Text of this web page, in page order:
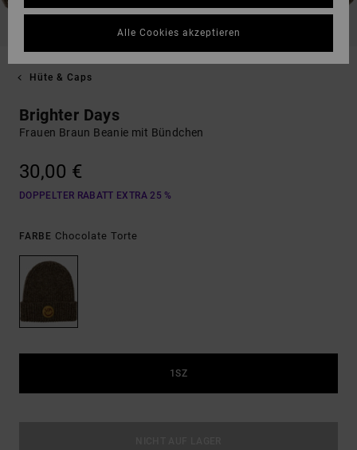
Hüte & Caps
Brighter Days
Frauen Braun Beanie mit Bündchen
30,00 €
DOPPELTER RABATT EXTRA 25 %
FARBE Chocolate Torte
1SZ
Alle Cookies akzeptieren